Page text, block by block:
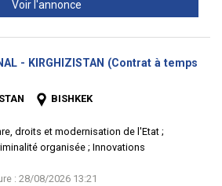
Voir l'annonce
- KIRGHIZISTAN (Contrat à temps
BISHKEK
droits et modernisation de l'Etat ;
organisée ; Innovations
: 28/08/2026 13:21